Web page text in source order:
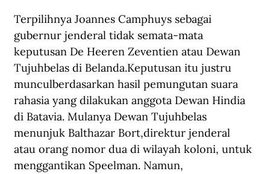
Terpilihnya Joannes Camphuys sebagai
gubernur jenderal tidak semata-mata
keputusan De Heeren Zeventien atau Dewan
Tujuhbelas di Belanda.Keputusan itu justru
munculberdasarkan hasil pemungutan suara
rahasia yang dilakukan anggota Dewan Hindia
di Batavia. Mulanya Dewan Tujuhbelas
menunjuk Balthazar Bort,direktur jenderal
atau orang nomor dua di wilayah koloni, untuk
menggantikan Speelman. Namun,